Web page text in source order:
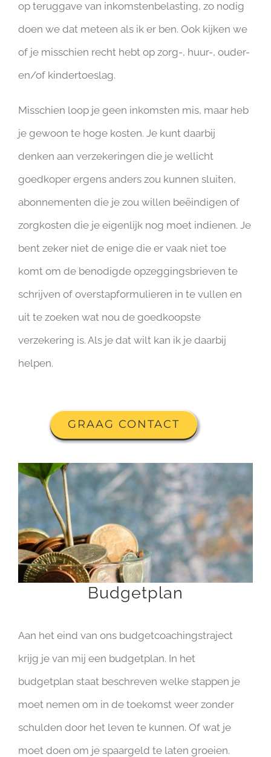
op teruggave van inkomstenbelasting, zo nodig
doen we dat meteen als ik er ben. Ook kijken we
of je misschien recht hebt op zorg-, huur-, ouder-
en/of kindertoeslag.
Misschien loop je geen inkomsten mis, maar heb
je gewoon te hoge kosten. Je kunt daarbij
denken aan verzekeringen die je wellicht
goedkoper ergens anders zou kunnen sluiten,
abonnementen die je zou willen beëindigen of
zorgkosten die je eigenlijk nog moet indienen. Je
bent zeker niet de enige die er vaak niet toe
komt om de benodigde opzeggingsbrieven te
schrijven of overstapformulieren in te vullen en
uit te zoeken wat nou de goedkoopste
verzekering is. Als je dat wilt kan ik je daarbij
helpen.
GRAAG CONTACT
Budgetplan
Aan het eind van ons budgetcoachingstraject
krijg je van mij een budgetplan. In het
budgetplan staat beschreven welke stappen je
moet nemen om in de toekomst weer zonder
schulden door het leven te kunnen. Of wat je
moet doen om je spaargeld te laten groeien.